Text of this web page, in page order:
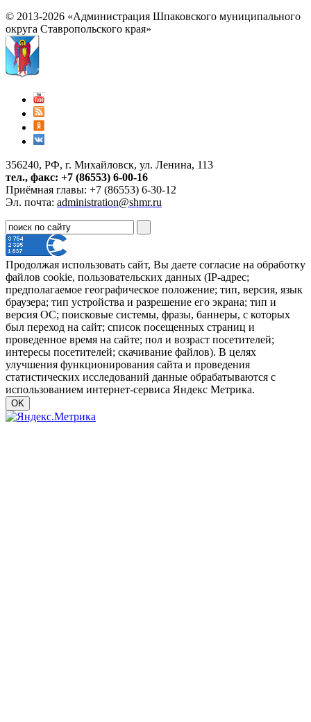
© 2013-2026 «Администрация Шпаковского муниципального
округа Ставропольского края»
356240, РФ, г. Михайловск, ул. Ленина, 113
тел., факс: +7 (86553) 6-00-16
Приёмная главы: +7 (86553) 6-30-12
Эл. почта: administration@shmr.ru
Продолжая использовать сайт, Вы даете согласие на обработку
файлов cookie, пользовательских данных (IP-адрес;
предполагаемое географическое положение; тип, версия, язык
браузера; тип устройства и разрешение его экрана; тип и
версия ОС; поисковые системы, фразы, баннеры, с которых
был переход на сайт; список посещенных страниц и
проведенное время на сайте; пол и возраст посетителей;
интересы посетителей; скачивание файлов). В целях
улучшения функционирования сайта и проведения
статистических исследований данные обрабатываются с
использованием интернет-сервиса Яндекс Метрика.
OK